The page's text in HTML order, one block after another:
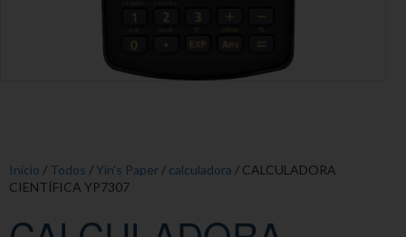
Início / Todos /Yin's Paper / calculadora / CALCULADORA
CIENTÍFICA YP7307